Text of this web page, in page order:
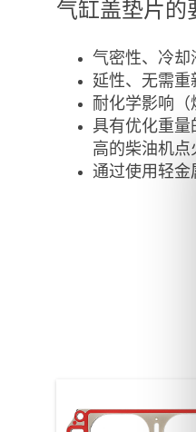
气缸盖垫片的
气密性、冷却
延性、无需重
耐化学影响（
具有优化重量
高的柴油机点
通过使用轻金